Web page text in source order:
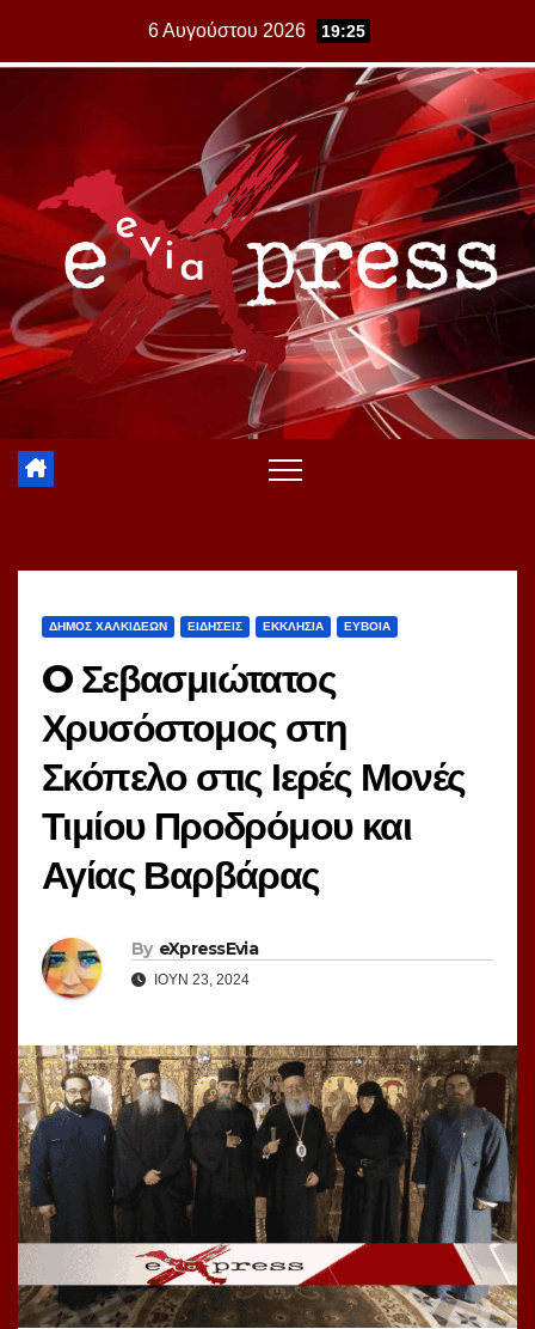
6 Αυγούστου 2026 19:25
ΔΗΜΟΣ ΧΑΛΚΙΔΕΩΝ ΕΙΔΗΣΕΙΣ ΕΚΚΛΗΣΙΑ ΕΥΒΟΙΑ
O Σεβασμιώτατος
Χρυσόστομος στη
Σκόπελο στις Ιερές Μονές
Τιμίου Προδρόμου και
Αγίας Βαρβάρας
By eXpressEvia
ΙΟΎΝ 23, 2024